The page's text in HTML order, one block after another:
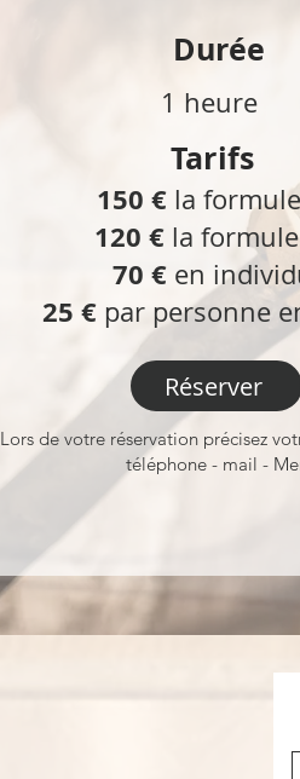
Durée
1 heure
Tarifs
150 €la
120 €la
70 € en
25 € par personne
Réserver
Lors de votre réservation précisez
téléphone - mail -